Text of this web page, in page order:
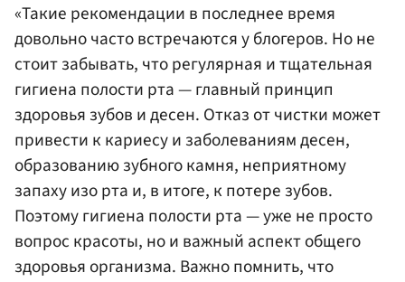
«Такие рекомендации в последнее время
довольно часто встречаются у блогеров. Но не
стоит забывать, что регулярная и тщательная
гигиена полости рта — главный принцип
здоровья зубов и десен. Отказ от чистки может
привести к кариесу и заболеваниям десен,
образованию зубного камня, неприятному
запаху изо рта и, в итоге, к потере зубов.
Поэтому гигиена полости рта — уже не просто
вопрос красоты, но и важный аспект общего
здоровья организма. Важно помнить, что